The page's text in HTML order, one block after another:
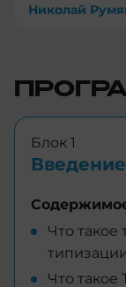
Николай
Блок 1
Введение
Что такое
Что такое